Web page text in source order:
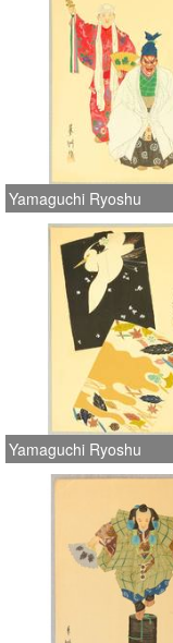
Yamaguchi Ryoshu
Yamaguchi Ryoshu